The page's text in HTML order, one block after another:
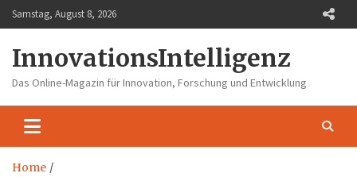
Skip
to
Samstag, August 8, 2026
InnovationsIntelligenz
Das Online-Magazin für Innovation, Forschung und Entwicklung
Home